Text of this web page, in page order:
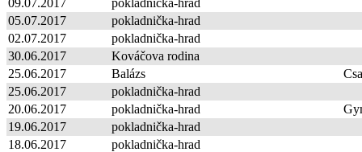
05.07.2017
pokladnička-hrad
02.07.2017
pokladnička-hrad
30.06.2017
Kováčova rodina
25.06.2017
Balázs
25.06.2017
pokladnička-hrad
20.06.2017
pokladnička-hrad
19.06.2017
pokladnička-hrad
18.06.2017
pokladnička-hrad